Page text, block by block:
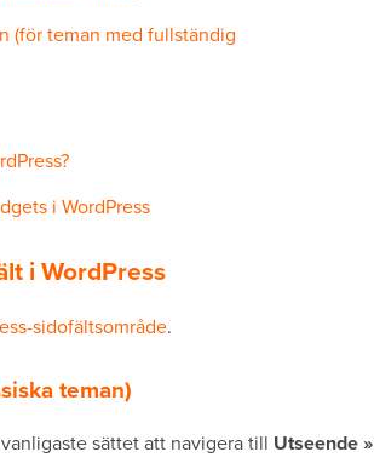
(för teman med fullständig
i WordPress
i WordPress
sidofältsområde.
teman)
sättet att navigera till Utseende »